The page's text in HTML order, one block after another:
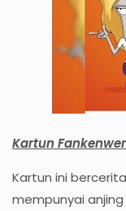
Kartun
Kartun ini
mempunyai